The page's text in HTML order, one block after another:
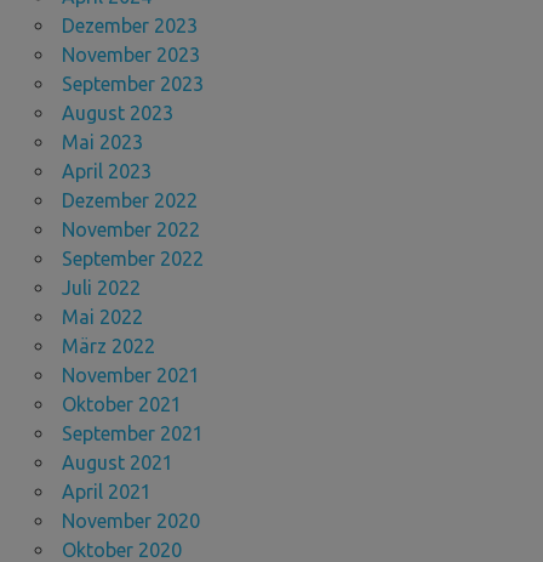
Dezember 2023
November 2023
September 2023
August 2023
Mai 2023
April 2023
Dezember 2022
November 2022
September 2022
Juli 2022
Mai 2022
März 2022
November 2021
Oktober 2021
September 2021
August 2021
April 2021
November 2020
Oktober 2020